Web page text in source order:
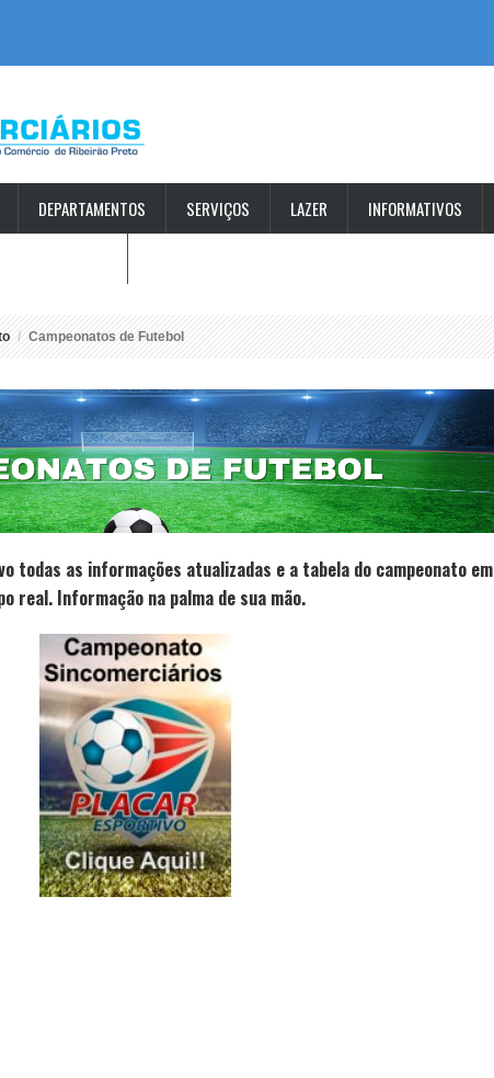
DEPARTAMENTOS SERVIÇOS LAZER INFORMATIVOS
Campeonatos de Futebol
todas as informações atualizadas e a tabela do campeonato em
real. Informação na palma de sua mão.